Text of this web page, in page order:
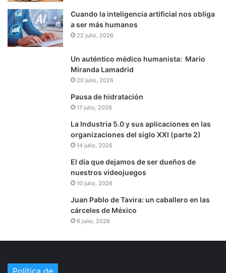
Cuando la inteligencia artificial nos obliga
a ser más humanos
22 julio, 2026
Un auténtico médico humanista: Mario
Miranda Lamadrid
20 julio, 2026
Pausa de hidratación
17 julio, 2026
La Industria 5.0 y sus aplicaciones en las
organizaciones del siglo XXI (parte 2)
14 julio, 2026
El día que dejamos de ser dueños de
nuestros videojuegos
10 julio, 2026
Juan Pablo de Tavira: un caballero en las
cárceles de México
6 julio, 2026
Política de